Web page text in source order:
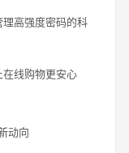
理高强度密码的科
在线购物更安心
动向